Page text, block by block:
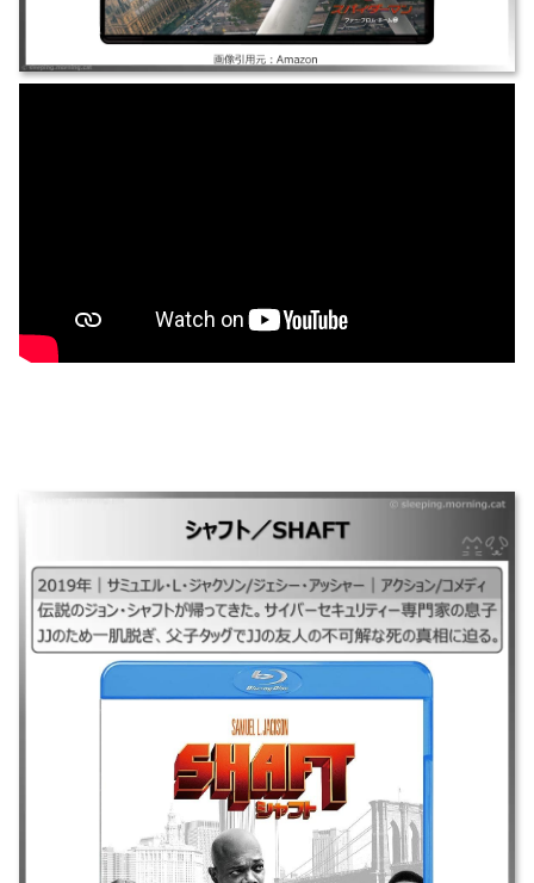
｜#シャフト／SHAFT#シャフトSHAFT## ｜2019年｜サミュエル・L・ジ
ャクソン/ジェシー・アッシャー｜アクション/コメディ ｜伝説のジョン・
シャフトが帰ってきた。サイバーセキュリティー専門家の息子JJのため一
肌脱ぎ、父子タッグでJJの友人の不可解な死の真相に迫る。